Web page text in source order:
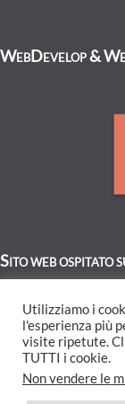
WebDevelop &
Sito web ospitato
Utilizziamo i
l'esperienza più
visite ripetute.
TUTTI i cookie.
Non vendere le